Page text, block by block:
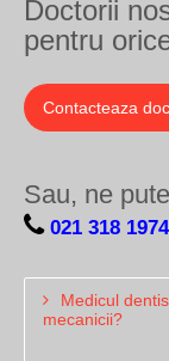
Doctorii
pentru
Contacteaza
Sau, ne
021 318 1974
Medicul
mecanicii?